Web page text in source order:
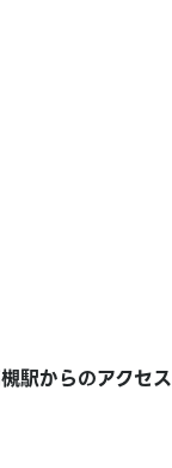
駅からのアクセス